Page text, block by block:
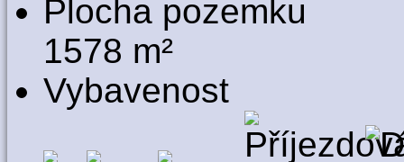
Plocha pozemku
1578 m²
Vybavenost